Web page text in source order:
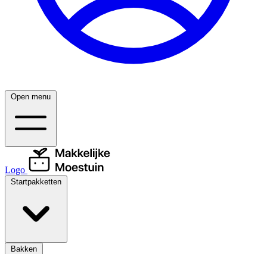
Open menu
Logo
Startpakketten
Bakken